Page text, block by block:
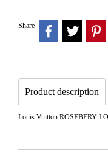
Share
Product description
Louis Vuitton ROSEBERY